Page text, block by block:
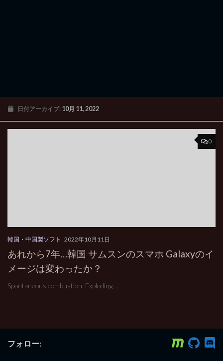
日付アーカイブ: 10月 11, 2022
0
韓国・中国製ソフト 2022年10月11日
あれから7年…韓国 サムスンのスマホ Galaxyのイ
メージは変わったか？
Spontaneous combustion: Exploding ...
フォロー: